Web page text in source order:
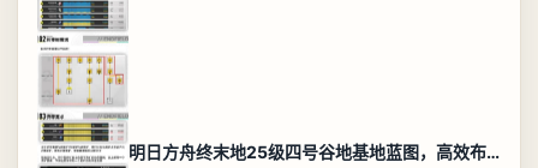
明日方舟终末地25级四号谷地基地蓝图，高效布局规划